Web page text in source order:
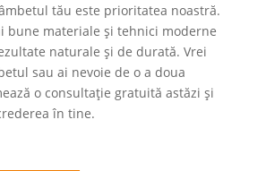
tău este prioritatea noastră.
bune materiale și tehnici moderne
naturale și de durată. Vrei
sau ai nevoie de o a doua
o consultație gratuită astăzi și
în tine.